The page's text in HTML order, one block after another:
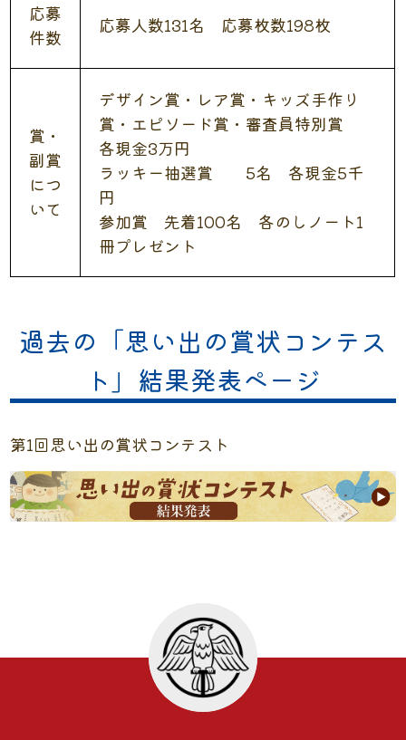
応募
件数
応募人数131名 応募枚数198枚
賞・
副賞
につ
いて
デザイン賞・レア賞・キッズ手作り
賞・エピソード賞・審査員特別賞
各現金3万円
ラッキー抽選賞 5名 各現金5千
円
参加賞 先着100名 各のしノート1
冊プレゼント
過去の「思い出の賞状コンテス
ト」結果発表ページ
第1回思い出の賞状コンテスト